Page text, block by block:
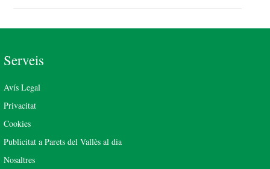
Serveis
Avís Legal
Privacitat
Cookies
Publicitat a Parets del Vallès al dia
Nosaltres